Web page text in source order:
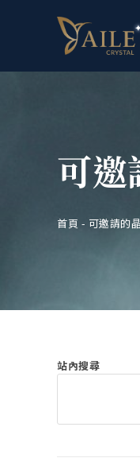
可邀
首頁 - 可邀請的
站內搜尋